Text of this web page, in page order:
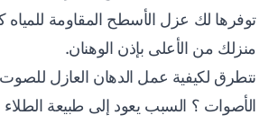
توفرها لك عزل الأسطح المقاومة للمياه
منزلك من الأعلى بإذن الوهنان.
نتطرق لكيفية عمل الدهان العازل
الأصوات ؟ السبب يعود إلى طبيعة